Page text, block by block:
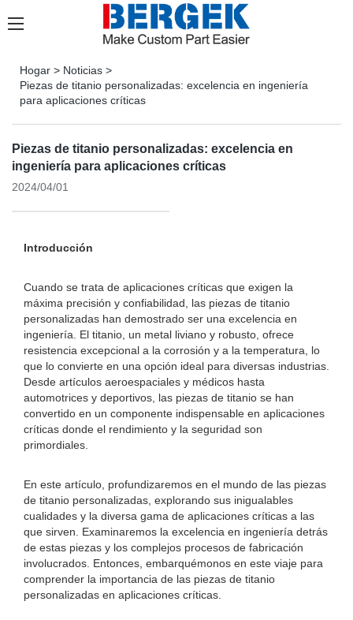
Hogar > Noticias >
Piezas de titanio personalizadas: excelencia en ingeniería
para aplicaciones críticas
Piezas de titanio personalizadas: excelencia en
ingeniería para aplicaciones críticas
2024/04/01
Introducción
Cuando se trata de aplicaciones críticas que exigen la
máxima precisión y confiabilidad, las piezas de titanio
personalizadas han demostrado ser una excelencia en
ingeniería. El titanio, un metal liviano y robusto, ofrece
resistencia excepcional a la corrosión y a la temperatura, lo
que lo convierte en una opción ideal para diversas industrias.
Desde artículos aeroespaciales y médicos hasta
automotrices y deportivos, las piezas de titanio se han
convertido en un componente indispensable en aplicaciones
críticas donde el rendimiento y la seguridad son
primordiales.
En este artículo, profundizaremos en el mundo de las piezas
de titanio personalizadas, explorando sus inigualables
cualidades y la diversa gama de aplicaciones críticas a las
que sirven. Examinaremos la excelencia en ingeniería detrás
de estas piezas y los complejos procesos de fabricación
involucrados. Entonces, embarquémonos en este viaje para
comprender la importancia de las piezas de titanio
personalizadas en aplicaciones críticas.